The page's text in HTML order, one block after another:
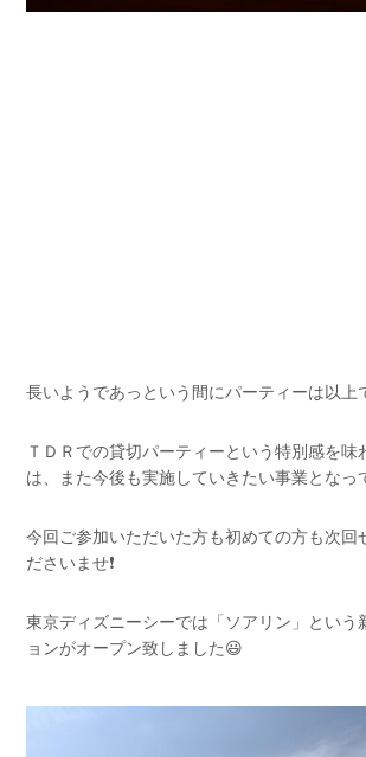
長いようであっという間にパーティーは以上
ＴＤＲでの貸切パーティーという特別感を味
は、また今後も実施していきたい事業となっ
今回ご参加いただいた方も初めての方も次回
ださいませ❗
東京ディズニーシーでは「ソアリン」という
ョンがオープン致しました😃